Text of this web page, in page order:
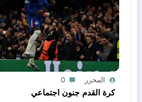
المحرر 0
كرة القدم جنون اجتماعي